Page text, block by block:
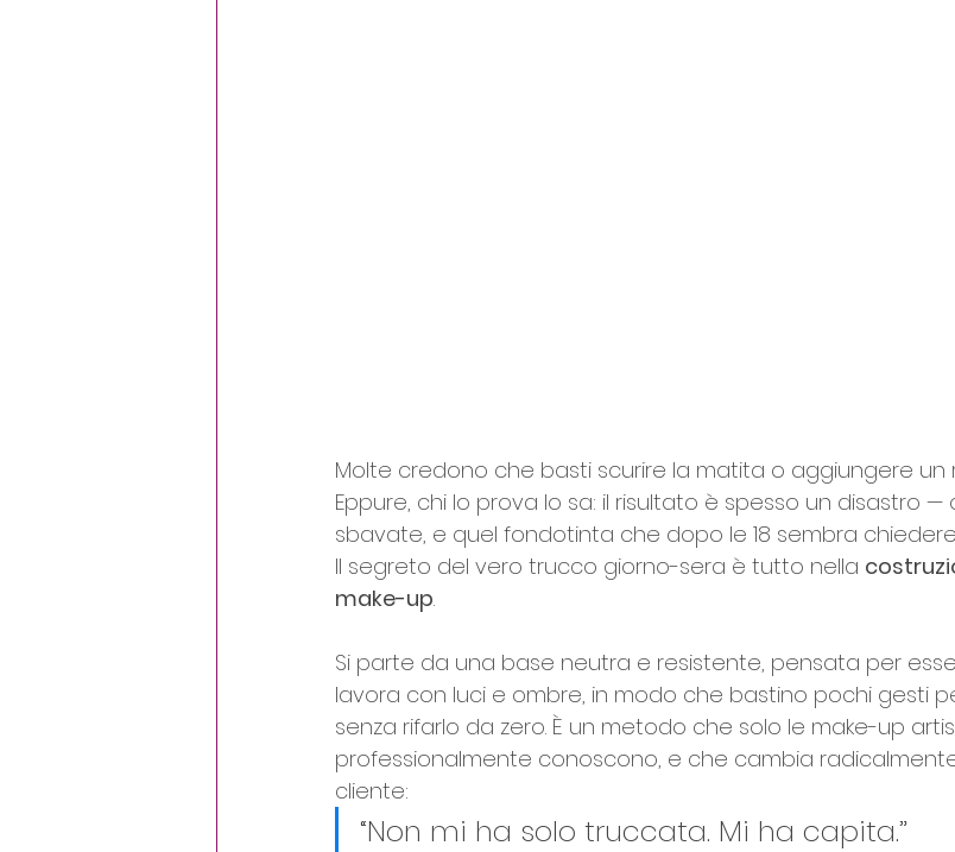
Molte credono che basti scurire la matita o aggiungere un
Eppure, chi lo prova lo sa: il risultato è spesso un disastro
sbavate, e quel fondotinta che dopo le 18 sembra
Il segreto del vero trucco giorno-sera è tutto nella
make-up.
Si parte da una base neutra e resistente, pensata per
lavora con luci e ombre, in modo che bastino pochi gesti
senza rifarlo da zero. È un metodo che solo le make-up
professionalmente conoscono, e che cambia
cliente:
“Non mi ha solo truccata. Mi ha capita.”